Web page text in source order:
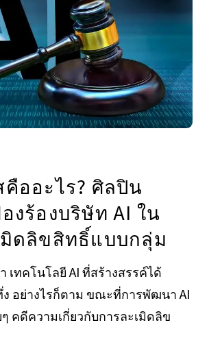
ออะไร? ศิลปิน
งร้องบริษัท AI ใน
ดลิขสิทธิ์แบบกลุ่ม
เทคโนโลยี AI ที่สร้างสรรค์ได้
อย่างไรก็ตาม ขณะที่การพัฒนา AI
คดีความเกี่ยวกับการละเมิดลิข